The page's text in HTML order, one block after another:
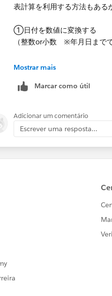
計から平均に変える
つほどに数値が大きくなるの
​"ディメンジョンを使用せず
表計算を利用する方法もある
①日付を数値に変換する
（整数or小数 ※年月日まで
②​「日付」のメジャーをグラ
​⑤日付順のランクが取得で
ご参考になりましたら、幸い
Mostrar mais
Marcar como útil
Adicionar um comentário
Escrever uma resposta...